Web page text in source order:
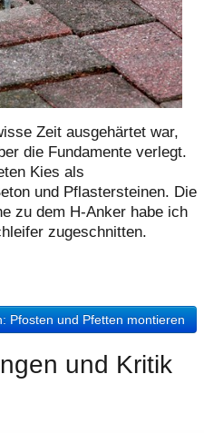
Zeit ausgehärtet war,
die Fundamente verlegt.
Kies als
und Pflastersteinen. Die
zu dem H-Anker habe ich
zugeschnitten.
Pfosten und Pfetten montieren
und Kritik